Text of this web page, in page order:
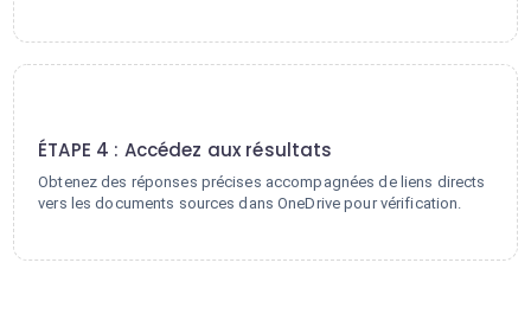
ÉTAPE 4 : Accédez aux résultats
Obtenez des réponses précises accompagnées de liens directs
vers les documents sources dans OneDrive pour vérification.